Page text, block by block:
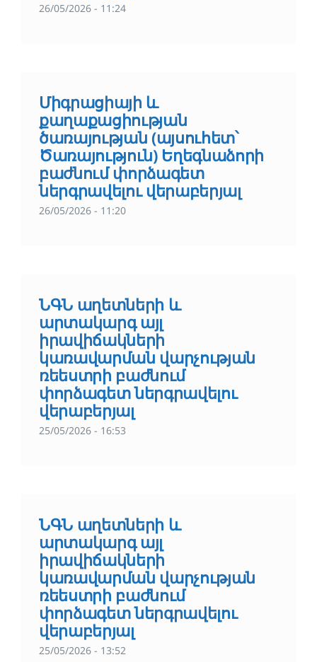
26/05/2026 - 11:24
Միգրացիայի և
քաղաքացիության
ծառայության (այսուհետ՝
Ծառայություն) Եղեգնաձորի
բաժնում փորձագետ
ներգրավելու վերաբերյալ
26/05/2026 - 11:20
ՆԳՆ աղետների և
արտակարգ այլ
իրավիճակների
կառավարման վարչության
ռեեստրի բաժնում
փորձագետ ներգրավելու
վերաբերյալ
25/05/2026 - 16:53
ՆԳՆ աղետների և
արտակարգ այլ
իրավիճակների
կառավարման վարչության
ռեեստրի բաժնում
փորձագետ ներգրավելու
վերաբերյալ
25/05/2026 - 13:52